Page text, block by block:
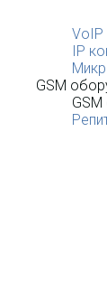
VoIP
IP
GSM